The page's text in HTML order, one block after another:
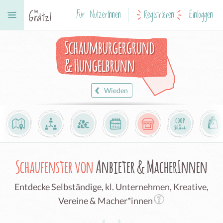
Für NutzerInnen Registrieren Einloggen
Schaumburgergrund
& Hungelbrunn
Wieden
Schaufenster vonAnbieter & MacherInnen
Entdecke Selbständige, kl. Unternehmen, Kreative,
Vereine & Macher*innen